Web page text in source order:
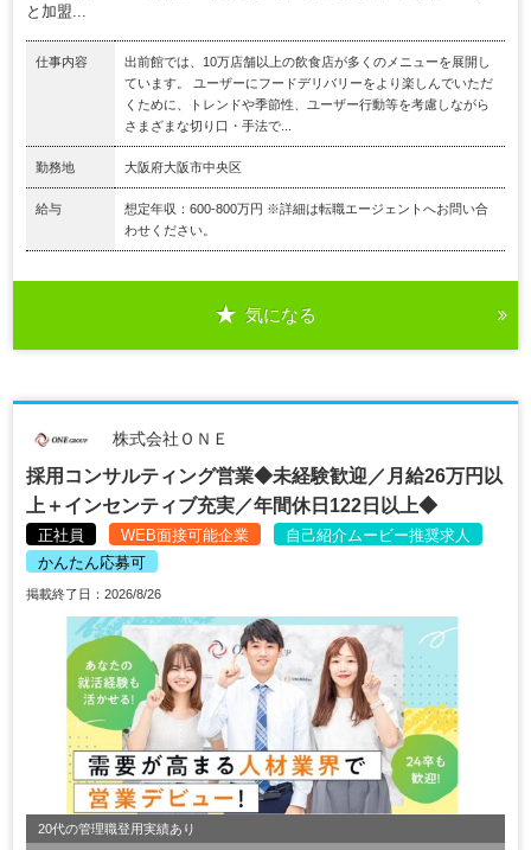
と加盟...
仕事内容
出前館では、10万店舗以上の飲食店が多くのメニューを展開し
ています。 ユーザーにフードデリバリーをより楽しんでいただ
くために、トレンドや季節性、ユーザー行動等を考慮しながら
さまざまな切り口・手法で...
勤務地 大阪府大阪市中央区
給与
想定年収：600-800万円 ※詳細は転職エージェントへお問い合
わせください。
気になる
株式会社ＯＮＥ
採用コンサルティング営業◆未経験歓迎／月給26万円以
上＋インセンティブ充実／年間休日122日以上◆
正社員 WEB面接可能企業
自己紹介ムービー推奨求人
かんたん応募可
掲載終了日：2026/8/26
20代の管理職登用実績あり